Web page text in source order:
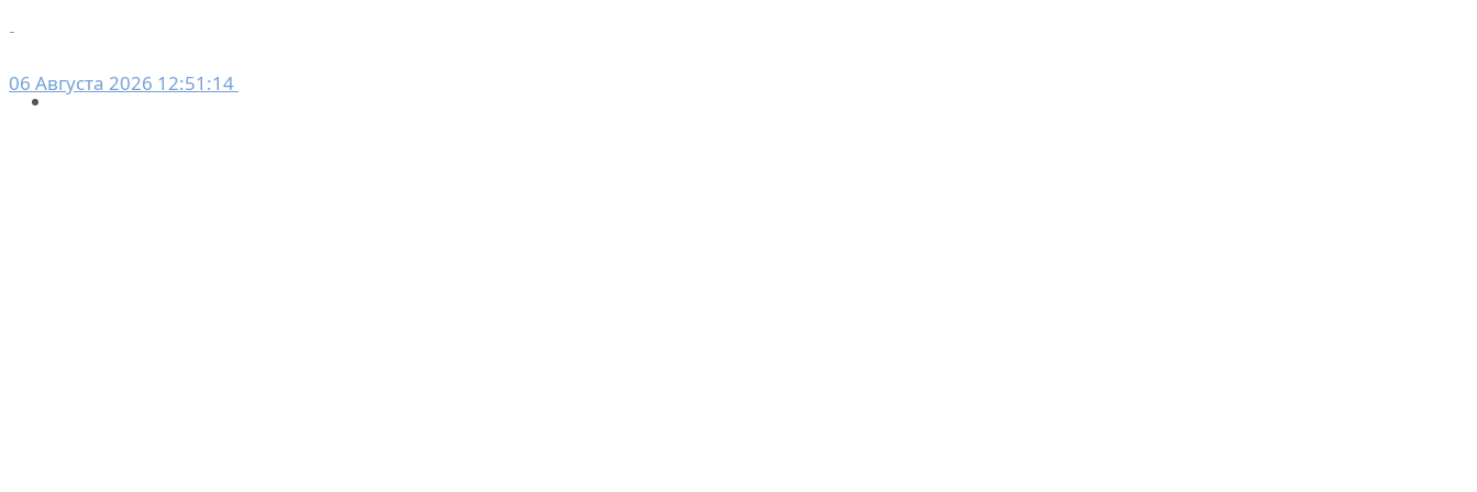
06 Августа 2026 12:51:14